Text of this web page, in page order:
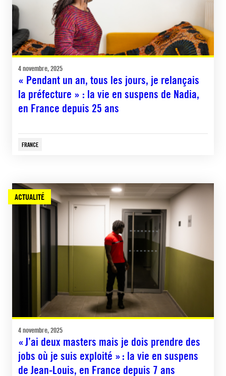
4 novembre, 2025
« Pendant un an, tous les jours, je relançais
la préfecture » : la vie en suspens de Nadia,
en France depuis 25 ans
FRANCE
ACTUALITÉ
4 novembre, 2025
« J’ai deux masters mais je dois prendre des
jobs où je suis exploité » : la vie en suspens
de Jean-Louis, en France depuis 7 ans